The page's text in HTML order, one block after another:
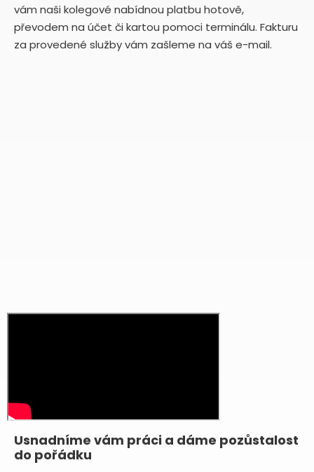
vám naši kolegové nabídnou platbu hotově,
převodem na účet či kartou pomoci terminálu. Fakturu
za provedené služby vám zašleme na váš e-mail.
Usnadníme vám práci a dáme pozůstalost
do pořádku